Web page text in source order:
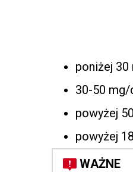
poniżej 30
30-50
powyżej
powyżej
WAŻNE